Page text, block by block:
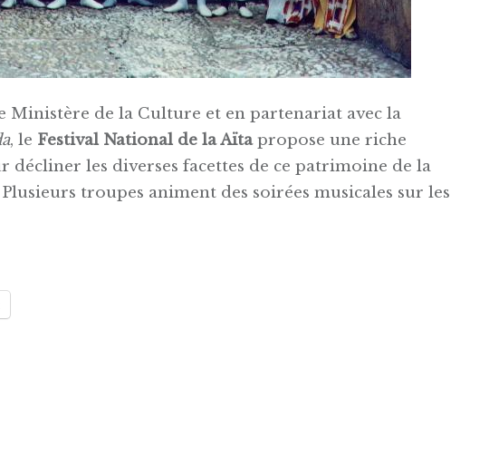
Ministère de la Culture et en partenariat avec la
, le Festival National de la Aïtapropose une riche
les diverses facettes de ce patrimoine de la
troupes animent des soirées musicales sur les